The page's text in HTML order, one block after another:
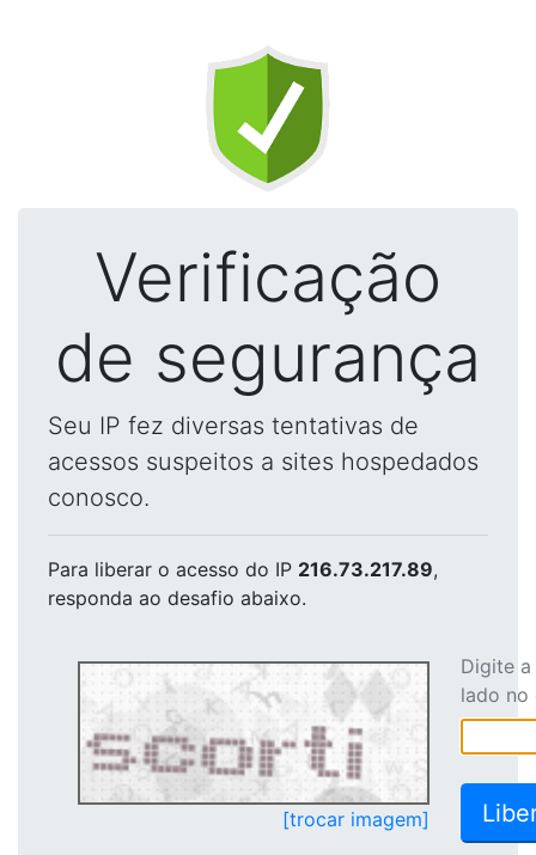
Verificação
de segurança
Seu IP fez diversas tentativas de
acessos suspeitos a sites hospedados
conosco.
Para liberar o acesso do IP 216.73.217.89,
responda ao desafio abaixo.
[trocar imagem]
Digite
lado no